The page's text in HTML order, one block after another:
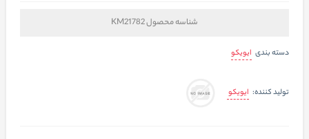
شناسه محصولKM21782
دسته بندی ایویکو
تولید کننده: ایویکو